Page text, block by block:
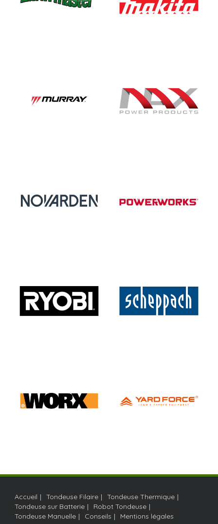
Accueil Tondeuse Filaire
Tondeuse Thermique
Tondeuse sur Batterie
Robot Tondeuse
Tondeuse Manuelle
Conseils Mentions légales